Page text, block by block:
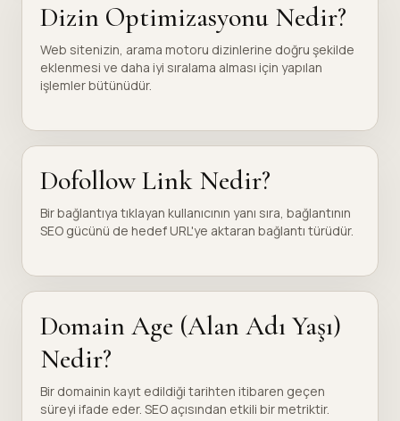
Dizin Optimizasyonu Nedir?
Web sitenizin, arama motoru dizinlerine doğru şekilde
eklenmesi ve daha iyi sıralama alması için yapılan
işlemler bütünüdür.
Dofollow Link Nedir?
Bir bağlantıya tıklayan kullanıcının yanı sıra, bağlantının
SEO gücünü de hedef URL'ye aktaran bağlantı türüdür.
Domain Age (Alan Adı Yaşı)
Nedir?
Bir domainin kayıt edildiği tarihten itibaren geçen
süreyi ifade eder. SEO açısından etkili bir metriktir.